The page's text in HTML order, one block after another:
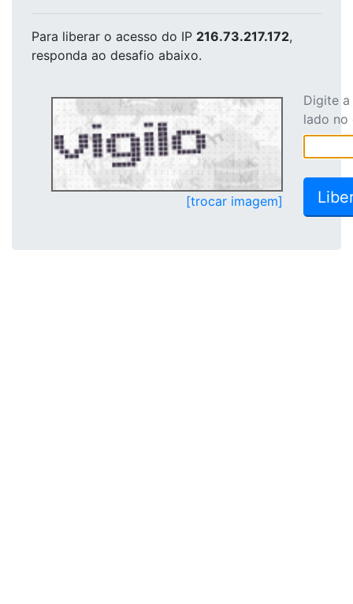
Para liberar o acesso do IP 216.73.217.172,
responda ao desafio abaixo.
[trocar imagem]
Digite
lado no